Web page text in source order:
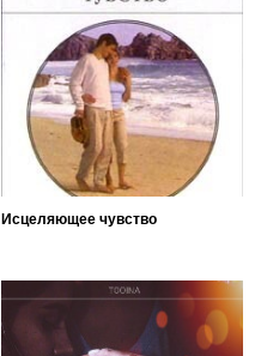
Исцеляющее чувство